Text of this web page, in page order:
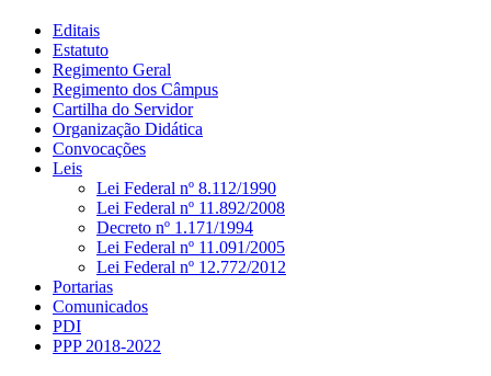
Editais
Estatuto
Regimento Geral
Regimento dos Câmpus
Cartilha do Servidor
Organização Didática
Convocações
Leis
Lei Federal nº 8.112/1990
Lei Federal nº 11.892/2008
Decreto nº 1.171/1994
Lei Federal nº 11.091/2005
Lei Federal nº 12.772/2012
Portarias
Comunicados
PDI
PPP 2018-2022